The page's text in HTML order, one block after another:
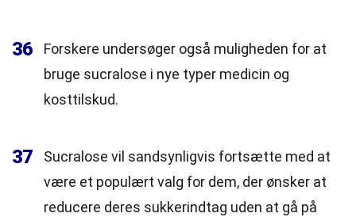
36
Forskere undersøger også muligheden for at
bruge sucralose i nye typer medicin og
kosttilskud.
37
Sucralose vil sandsynligvis fortsætte med at
være et populært valg for dem, der ønsker at
reducere deres sukkerindtag uden at gå på